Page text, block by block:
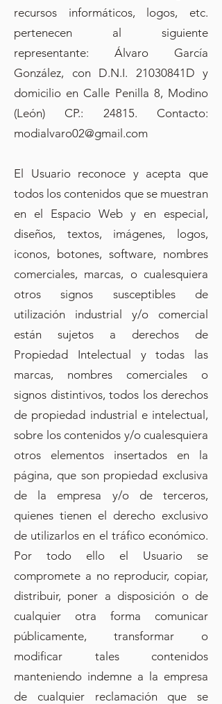
recursos informáticos, logos, etc.
pertenecen al siguiente
representante: Álvaro García
González, con D.N.I. 21030841D y
domicilio en Calle Penilla 8, Modino
(León) CP.: 24815. Contacto:
modialvaro02@gmail.com
El Usuario reconoce y acepta que
todos los contenidos que se muestran
en el Espacio Web y en especial,
diseños, textos, imágenes, logos,
iconos, botones, software, nombres
comerciales, marcas, o cualesquiera
otros signos susceptibles de
utilización industrial y/o comercial
están sujetos a derechos de
Propiedad Intelectual y todas las
marcas, nombres comerciales o
signos distintivos, todos los derechos
de propiedad industrial e intelectual,
sobre los contenidos y/o cualesquiera
otros elementos insertados en la
página, que son propiedad exclusiva
de la empresa y/o de terceros,
quienes tienen el derecho exclusivo
de utilizarlos en el tráfico económico.
Por todo ello el Usuario se
compromete a no reproducir, copiar,
distribuir, poner a disposición o de
cualquier otra forma comunicar
públicamente, transformar o
modificar tales contenidos
manteniendo indemne a la empresa
de cualquier reclamación que se